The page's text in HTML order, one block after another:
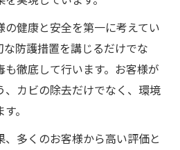
の健康と安全を第一に考えてい
な防護措置を講じるだけでな
も徹底して行います。お客様が
、カビの除去だけでなく、環境
。
多くのお客様から高い評価と